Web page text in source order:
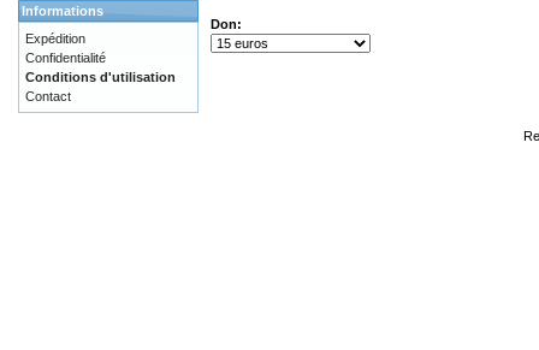
Don:
Informations
Expédition
Confidentialité
Conditions d'utilisation
Contact